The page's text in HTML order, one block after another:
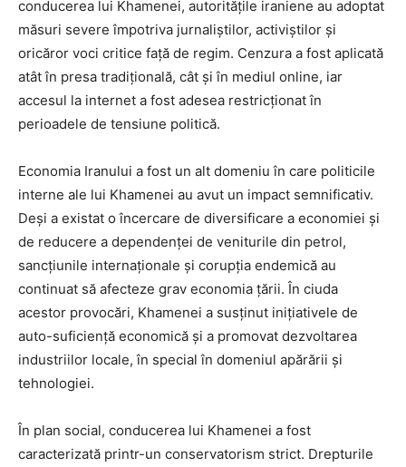
conducerea lui Khamenei, autoritățile iraniene au adoptat
măsuri severe împotriva jurnaliștilor, activiștilor și
oricăror voci critice față de regim. Cenzura a fost aplicată
atât în presa tradițională, cât și în mediul online, iar
accesul la internet a fost adesea restricționat în
perioadele de tensiune politică.
Economia Iranului a fost un alt domeniu în care politicile
interne ale lui Khamenei au avut un impact semnificativ.
Deși a existat o încercare de diversificare a economiei și
de reducere a dependenței de veniturile din petrol,
sancțiunile internaționale și corupția endemică au
continuat să afecteze grav economia țării. În ciuda
acestor provocări, Khamenei a susținut inițiativele de
auto-suficiență economică și a promovat dezvoltarea
industriilor locale, în special în domeniul apărării și
tehnologiei.
În plan social, conducerea lui Khamenei a fost
caracterizată printr-un conservatorism strict. Drepturile